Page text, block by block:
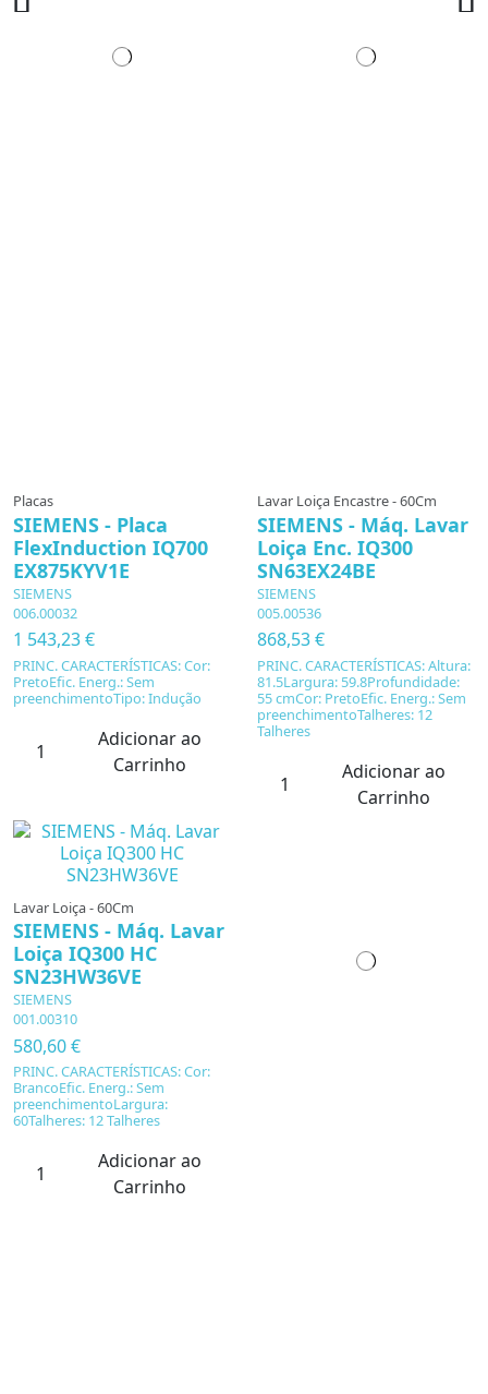
Placas
SIEMENS - Placa
FlexInduction IQ700
EX875KYV1E
SIEMENS
006.00032
1 543,23 €
PRINC. CARACTERÍSTICAS: Cor:
PretoEfic. Energ.: Sem
preenchimentoTipo: Indução
Adicionar ao
Carrinho
Lavar Loiça Encastre - 60Cm
SIEMENS - Máq. Lavar
Loiça Enc. IQ300
SN63EX24BE
SIEMENS
005.00536
868,53 €
PRINC. CARACTERÍSTICAS: Altura:
81.5Largura: 59.8Profundidade:
55 cmCor: PretoEfic. Energ.: Sem
preenchimentoTalheres: 12
Talheres
Adicionar ao
Carrinho
Lavar Loiça - 60Cm
SIEMENS - Máq. Lavar
Loiça IQ300 HC
SN23HW36VE
SIEMENS
001.00310
580,60 €
PRINC. CARACTERÍSTICAS: Cor:
BrancoEfic. Energ.: Sem
preenchimentoLargura:
60Talheres: 12 Talheres
Adicionar ao
Carrinho